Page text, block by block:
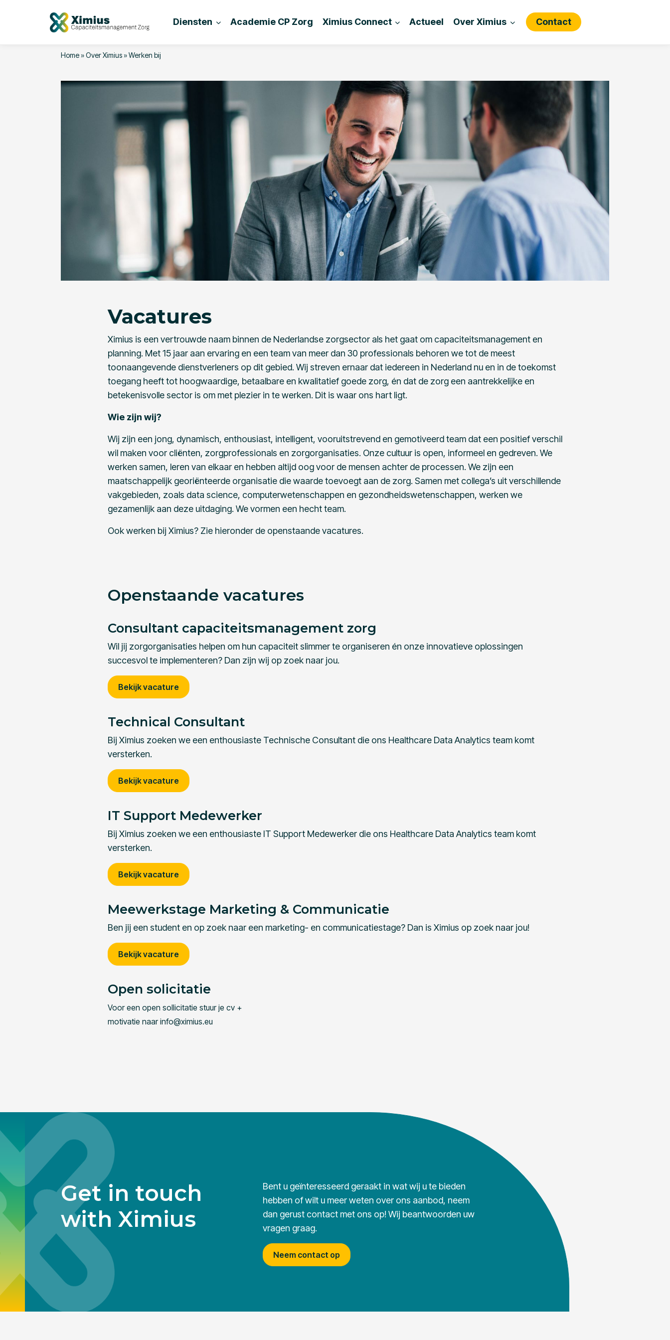
Diensten Academie CP Zorg Ximius Connect Actueel Over Ximius Contact
Home»Over Ximius»Werken bij
Vacatures
Ximius is een vertrouwde naam binnen de Nederlandse zorgsector als het gaat om capaciteitsmanagement en
planning. Met 15 jaar aan ervaring en een team van meer dan 30 professionals behoren we tot de meest
toonaangevende dienstverleners op dit gebied. Wij streven ernaar dat iedereen in Nederland nu en in de toekomst
toegang heeft tot hoogwaardige, betaalbare en kwalitatief goede zorg, én dat de zorg een aantrekkelijke en
betekenisvolle sector is om met plezier in te werken. Dit is waar ons hart ligt.
Wie zijn wij?
Wij zijn een jong, dynamisch, enthousiast, intelligent, vooruitstrevend en gemotiveerd team dat een positief verschil
wil maken voor cliënten, zorgprofessionals en zorgorganisaties. Onze cultuur is open, informeel en gedreven. We
werken samen, leren van elkaar en hebben altijd oog voor de mensen achter de processen. We zijn een
maatschappelijk georiënteerde organisatie die waarde toevoegt aan de zorg. Samen met collega’s uit verschillende
vakgebieden, zoals data science, computerwetenschappen en gezondheidswetenschappen, werken we
gezamenlijk aan deze uitdaging. We vormen een hecht team.
Ook werken bij Ximius? Zie hieronder de openstaande vacatures.
Openstaande vacatures
Consultant capaciteitsmanagement zorg
Wil jij zorgorganisaties helpen om hun capaciteit slimmer te organiseren én onze innovatieve oplossingen
succesvol te implementeren? Dan zijn wij op zoek naar jou.
Bekijk vacature
Technical Consultant
Bij Ximius zoeken we een enthousiaste Technische Consultant die ons Healthcare Data Analytics team komt
versterken.
Bekijk vacature
IT Support Medewerker
Bij Ximius zoeken we een enthousiaste IT Support Medewerker die ons Healthcare Data Analytics team komt
versterken.
Bekijk vacature
Meewerkstage Marketing & Communicatie
Ben jij een student en op zoek naar een marketing- en communicatiestage? Dan is Ximius op zoek naar jou!
Bekijk vacature
Open solicitatie
Voor een open sollicitatie stuur je cv +
motivatie naar info@ximius.eu
Get in touch
with Ximius
Bent u geïnteresseerd geraakt in wat wij u te bieden
hebben of wilt u meer weten over ons aanbod, neem
dan gerust contact met ons op! Wij beantwoorden uw
vragen graag.
Neem contact op